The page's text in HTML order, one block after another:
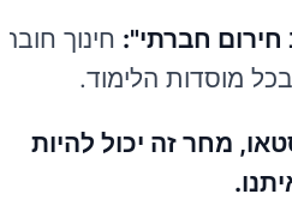
חברתי": חינוך חובה
מוסדות הלימוד.
מחר זה יכול להיות